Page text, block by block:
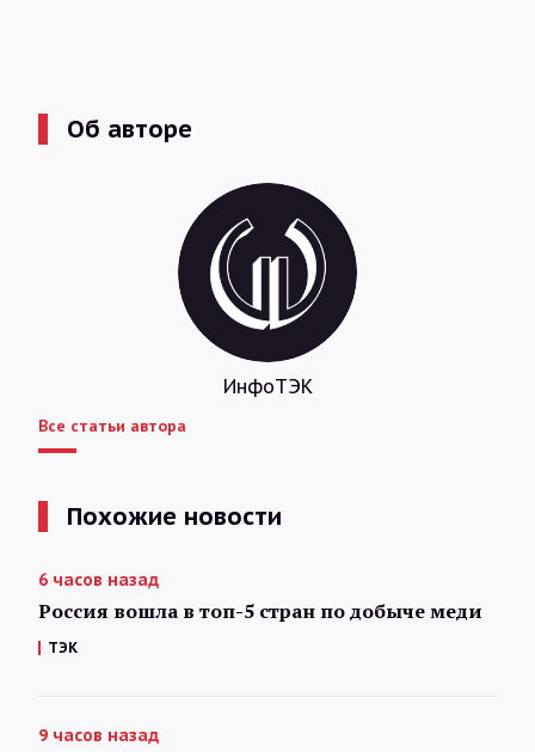
Об авторе
ИнфоТЭК
Все статьи автора
Похожие новости
6 часов назад
Россия вошла в топ-5 стран по добыче меди
ТЭК
9 часов назад